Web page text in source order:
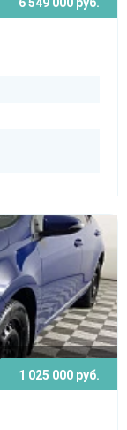
1 025 000 руб.